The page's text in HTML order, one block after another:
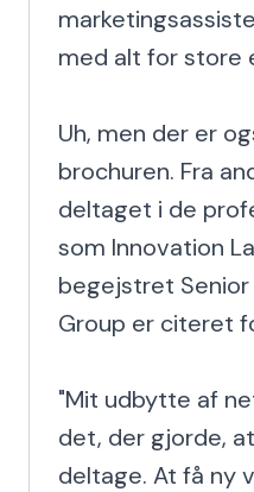
med alt for store
Uh, men der er
brochuren. Fra
deltaget i de
som Innovation
begejstret Senior
Group er citeret
"Mit udbytte af
det, der gjorde,
deltage. At få ny